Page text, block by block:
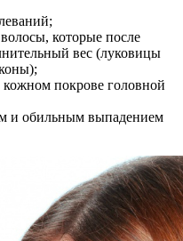
которые после
вес (луковицы
покрове головной
и обильным выпадением